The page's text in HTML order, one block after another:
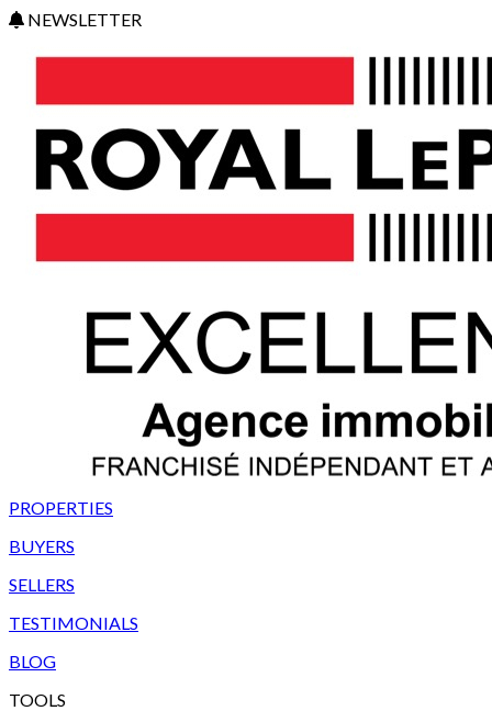
NEWSLETTER
PROPERTIES
BUYERS
SELLERS
TESTIMONIALS
BLOG
TOOLS